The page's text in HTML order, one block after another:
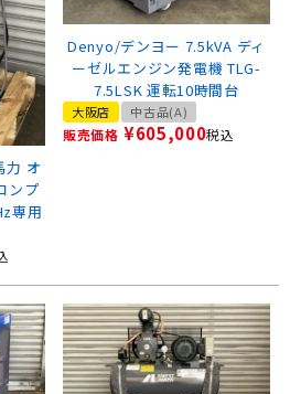
力 オ
ンプ
専用
Denyo/デンヨー 7.5kVA ディ
ーゼルエンジン発電機 TLG-
7.5LSK 運転10時間台
大阪店 中古品(A)
販売価格 ¥605,000税込